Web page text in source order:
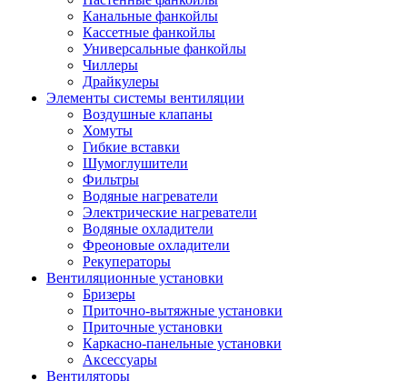
Канальные фанкойлы
Кассетные фанкойлы
Универсальные фанкойлы
Чиллеры
Драйкулеры
Элементы системы вентиляции
Воздушные клапаны
Хомуты
Гибкие вставки
Шумоглушители
Фильтры
Водяные нагреватели
Электрические нагреватели
Водяные охладители
Фреоновые охладители
Рекуператоры
Вентиляционные установки
Бризеры
Приточно-вытяжные установки
Приточные установки
Каркасно-панельные установки
Аксессуары
Вентиляторы